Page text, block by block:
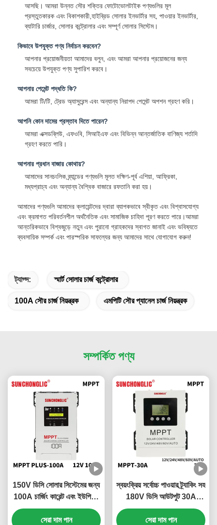
আসছি। আমরা উন্নত সৌর শক্তির ফোটোভোলটাইক পণ্যগুলির মূল
প্রস্তুতকারক এবং বিকাশকারী,হাইব্রিড সোলার ইনভার্টার সহ, পাওয়ার ইনভার্টার,
ব্যাটারি চার্জার, সোলার কন্ট্রোলার এবং সম্পূর্ণ সোলার সিস্টেম।
কিভাবে উপযুক্ত পণ্য নির্বাচন করবেন?
আপনার প্রয়োজনীয়তা আমাদের বলুন, এবং আমরা আপনার প্রয়োজনের জন্য
সবচেয়ে উপযুক্ত পণ্য সুপারিশ করবে।
আপনার পেমেন্ট পদ্ধতি কি?
আমরা টি/টি, ট্রেড অ্যাসুরেন্স এবং অন্যান্য নিরাপদ পেমেন্ট অপশন গ্রহণ করি।
আপনি কোন দামের প্রস্তাব দিতে পারেন?
আমরা এক্সডব্লিউ, এফওবি, সিআইএফ এবং বিভিন্ন আন্তর্জাতিক বাণিজ্য শর্তাদি
গ্রহণ করতে পারি।
আপনার প্রধান বাজার কোথায়?
আমাদের সানচংলিক ব্র্যান্ডের পণ্যগুলি মূলত দক্ষিণ-পূর্ব এশিয়া, আফ্রিকা,
মধ্যপ্রাচ্য এবং অন্যান্য বৈশ্বিক বাজারে রফতানি করা হয়।
আমাদের পণ্যগুলি আমাদের ক্লায়েন্টদের দ্বারা ব্যাপকভাবে স্বীকৃত এবং বিশ্বাসযোগ্য
এবং ক্রমাগত পরিবর্তনশীল অর্থনৈতিক এবং সামাজিক চাহিদা পূরণ করতে পারে।আমরা
আন্তরিকভাবে বিশ্বজুড়ে নতুন এবং পুরানো গ্রাহকদের স্বাগত জানাই এবং ভবিষ্যতে
ব্যবসায়িক সম্পর্ক এবং পারস্পরিক সাফল্যের জন্য আমাদের সাথে যোগাযোগ করুন!
ট্যাগ্স: স্মার্ট সোলার চার্জ কন্ট্রোলার
100A সৌর চার্জ নিয়ন্ত্রক এমপিটি সৌর প্যানেল চার্জ নিয়ন্ত্রক
সম্পর্কিত পণ্য
150V ডিসি সোলার সিস্টেমের জন্য
100A চার্জিং কারেন্ট এবং ইউপিএস
ফাংশন সহ 24V হাইব্রিড এমপিপিটি
সোলার চার্জ কন্ট্রোলার
সেরা দাম পান
স্বয়ংক্রিয় সর্বোচ্চ পাওয়ার ট্র্যাকিং সহ
180V ডিসি আউটপুট 30A
MPPT সোলার চার্জ কন্ট্রোলার
সেরা দাম পান